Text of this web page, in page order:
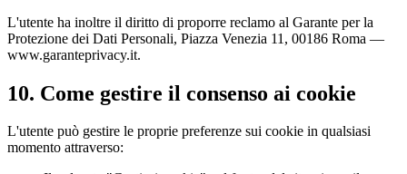
L'utente ha inoltre il diritto di proporre reclamo al Garante per la
Protezione dei Dati Personali, Piazza Venezia 11, 00186 Roma —
www.garanteprivacy.it.
10. Come gestire il consenso ai cookie
L'utente può gestire le proprie preferenze sui cookie in qualsiasi
momento attraverso: